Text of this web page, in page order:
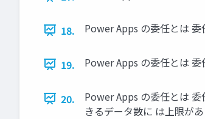
18. Power Apps の委任とは
19. Power Apps の委任とは
20.
Power Apps の委任とは
きるデータ数に は上限が